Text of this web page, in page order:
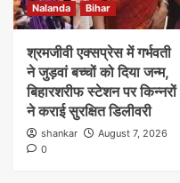
Nalanda Bihar
श्रमजीवी एक्सप्रेस में गर्भवती
ने जुड़वां बच्चों को दिया जन्म,
बिहारशरीफ स्टेशन पर किन्नरों
ने कराई सुरक्षित डिलीवरी
shankar
August 7, 2026
0